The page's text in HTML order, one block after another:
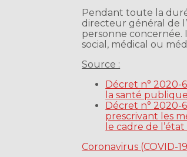
Pendant toute la
directeur général de
personne concernée.
social, médical ou
Source :
Décret n° 2020-
la santé publique
Décret n° 2020-
prescrivant les
le cadre de
Coronavirus (COVID-